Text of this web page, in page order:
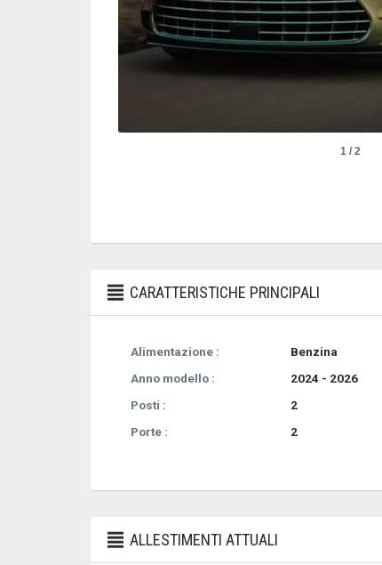
1 / 2
CARATTERISTICHE PRINCIPALI
Alimentazione :
Benzina
Anno modello :
2024 - 2026
Posti :
2
Porte :
2
ALLESTIMENTI ATTUALI